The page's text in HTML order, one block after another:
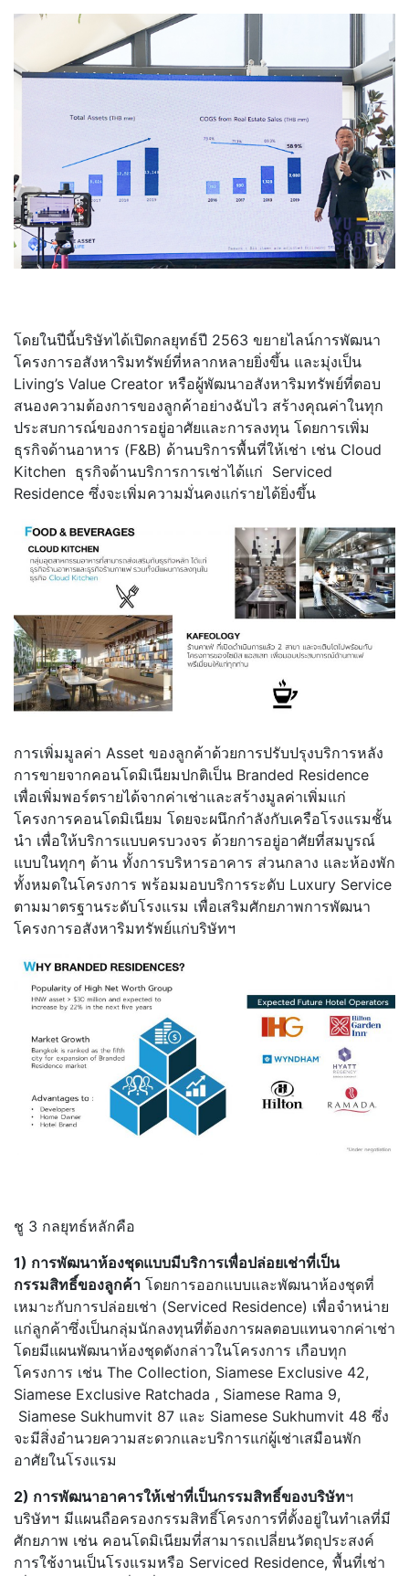
โดยในปีนี้บริษัทได้เปิดกลยุทธ์ปี 2563 ขยายไลน์การพัฒนา
โครงการอสังหาริมทรัพย์ที่หลากหลายยิ่งขึ้น และมุ่งเป็น
Living’s Value Creator หรือผู้พัฒนาอสังหาริมทรัพย์ที่ตอบ
สนองความต้องการของลูกค้าอย่างฉับไว สร้างคุณค่าในทุก
ประสบการณ์ของการอยู่อาศัยและการลงทุน โดยการเพิ่ม
ธุรกิจด้านอาหาร (F&B) ด้านบริการพื้นที่ให้เช่า เช่น Cloud
Kitchen ธุรกิจด้านบริการการเช่าได้แก่ Serviced
Residence ซึ่งจะเพิ่มความมั่นคงแก่รายได้ยิ่งขึ้น
การเพิ่มมูลค่า Asset ของลูกค้าด้วยการปรับปรุงบริการหลัง
การขายจากคอนโดมิเนียมปกติเป็น Branded Residence
เพื่อเพิ่มพอร์ตรายได้จากค่าเช่าและสร้างมูลค่าเพิ่มแก่
โครงการคอนโดมิเนียม โดยจะผนึกกำลังกับเครือโรงแรมชั้น
นำ เพื่อให้บริการแบบครบวงจร ด้วยการอยู่อาศัยที่สมบูรณ์
แบบในทุกๆ ด้าน ทั้งการบริหารอาคาร ส่วนกลาง และห้องพัก
ทั้งหมดในโครงการ พร้อมมอบบริการระดับ Luxury Service
ตามมาตรฐานระดับโรงแรม เพื่อเสริมศักยภาพการพัฒนา
โครงการอสังหาริมทรัพย์แก่บริษัทฯ
ชู 3 กลยุทธ์หลักคือ
1) การพัฒนาห้องชุดแบบมีบริการเพื่อปล่อยเช่าที่เป็น
กรรมสิทธิ์ของลูกค้า โดยการออกแบบและพัฒนาห้องชุดที่
เหมาะกับการปล่อยเช่า (Serviced Residence) เพื่อจำหน่าย
แก่ลูกค้าซึ่งเป็นกลุ่มนักลงทุนที่ต้องการผลตอบแทนจากค่าเช่า
โดยมีแผนพัฒนาห้องชุดดังกล่าวในโครงการ เกือบทุก
โครงการ เช่น The Collection, Siamese Exclusive 42,
Siamese Exclusive Ratchada , Siamese Rama 9,
Siamese Sukhumvit 87 และ Siamese Sukhumvit 48 ซึ่ง
จะมีสิ่งอำนวยความสะดวกและบริการแก่ผู้เช่าเสมือนพัก
อาศัยในโรงแรม
2) การพัฒนาอาคารให้เช่าที่เป็นกรรมสิทธิ์ของบริษัทฯ
บริษัทฯ มีแผนถือครองกรรมสิทธิ์โครงการที่ตั้งอยู่ในทำเลที่มี
ศักยภาพ เช่น คอนโดมิเนียมที่สามารถเปลี่ยนวัตถุประสงค์
การใช้งานเป็นโรงแรมหรือ Serviced Residence, พื้นที่เช่า